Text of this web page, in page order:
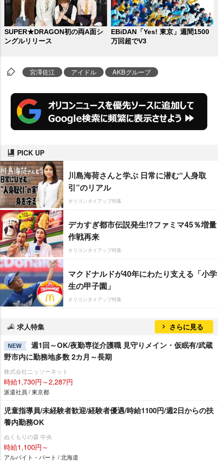
SUPER★DRAGON初の両A面シ
ングルリリース
EBiDAN「Yes! 東京」週間1500
万回超でV3
宮澤佐江 アイドル AKBグループ
PICK UP
川島海荷さんと学ぶ 日常に潜む“人身取
引”のリアル
オリコンタイアップ特集
デカすぎ都市伝説発生!?ファミマ45％増量
作戦再来
オリコンタイアップ特集
マクドナルドが40年にわたり支える「小学
生の甲子園」
オリコンタイアップ特集
求人特集 さらに見る
NEW
週1回～OK/夜勤専従介護職 見守りメイン・仮眠有/武蔵
野市内に勤務地多数 2カ月～長期
株式会社ニッソーネット
時給1,730円～2,287円
派遣社員 / 東京都
児童指導員/未経験者歓迎/経験者優遇/時給1100円/週2日からの扶
養内勤務OK
ぬくもりの森 中央
時給1,100円～
アルバイト・パート / 北海道